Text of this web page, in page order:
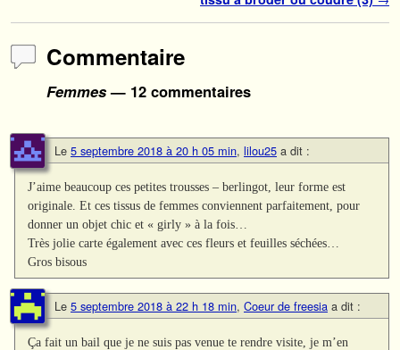
Commentaire
Femmes— 12 commentaires
Le 5 septembre 2018 à 20 h 05 min, lilou25 a dit :
J’aime beaucoup ces petites trousses – berlingot, leur forme est
originale. Et ces tissus de femmes conviennent parfaitement, pour
donner un objet chic et « girly » à la fois…
Très jolie carte également avec ces fleurs et feuilles séchées…
Gros bisous
Le 5 septembre 2018 à 22 h 18 min, Coeur de freesia a dit :
Ça fait un bail que je ne suis pas venue te rendre visite, je m’en